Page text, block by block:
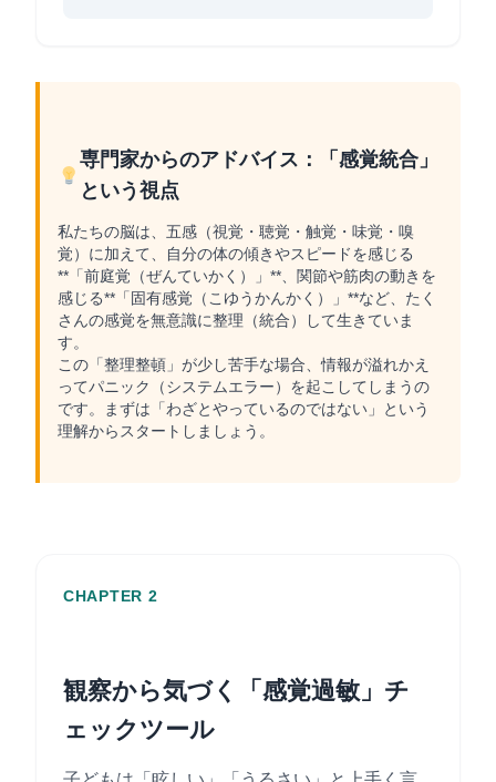
専門家からのアドバイス：「感覚統合」
という視点
私たちの脳は、五感（視覚・聴覚・触覚・味覚・嗅
覚）に加えて、自分の体の傾きやスピードを感じる
**「前庭覚（ぜんていかく）」**、関節や筋肉の動きを
感じる**「固有感覚（こゆうかんかく）」**など、たく
さんの感覚を無意識に整理（統合）して生きていま
す。
この「整理整頓」が少し苦手な場合、情報が溢れかえ
ってパニック（システムエラー）を起こしてしまうの
です。まずは「わざとやっているのではない」という
理解からスタートしましょう。
CHAPTER 2
観察から気づく「感覚過敏」チ
ェックツール